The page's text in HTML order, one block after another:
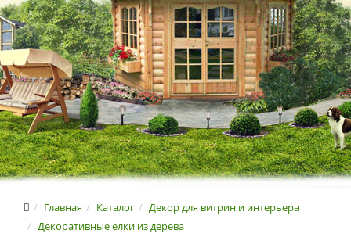
Главная Каталог
Декор для витрин и интерьера
Декоративные елки из дерева